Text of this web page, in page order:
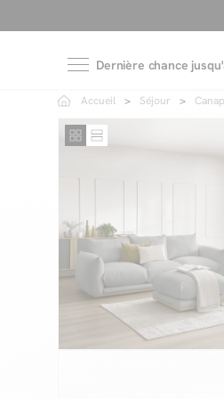
Dernière chance
Accueil Séjour